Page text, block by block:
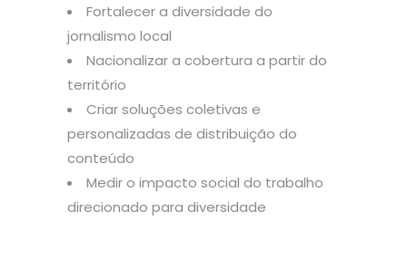
Fortalecer a diversidade do
jornalismo local
Nacionalizar a cobertura a partir do
território
Criar soluções coletivas e
personalizadas de distribuição do
conteúdo
Medir o impacto social do trabalho
direcionado para diversidade